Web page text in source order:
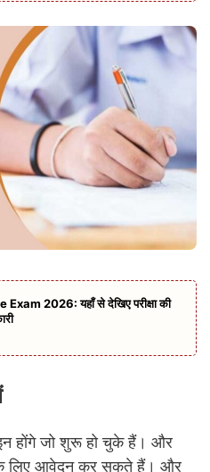
2026: यहाँ से देखिए परीक्षा की
होंगे जो शुरू हो चुके हैं। और
लिए आवेदन कर सकते हैं। और